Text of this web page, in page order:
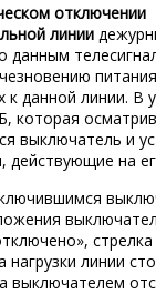
отключении
линии
данным
к данной линии. В
которая
выключатель и
действующие на
нагрузки линии
выключателем